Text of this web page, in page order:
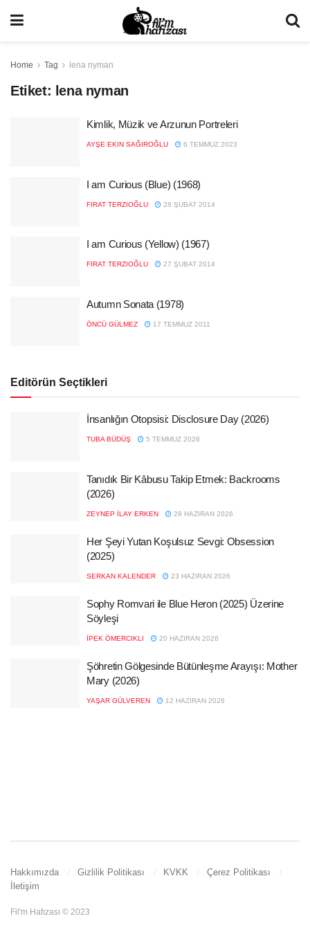
Home Tag lena nyman
Etiket: lena nyman
Kimlik, Müzik ve Arzunun Portreleri
AYŞE EKIN SAĞIROĞLU 6 TEMMUZ 2023
I am Curious (Blue) (1968)
FIRAT TERZIOĞLU 28 ŞUBAT 2014
I am Curious (Yellow) (1967)
FIRAT TERZIOĞLU 27 ŞUBAT 2014
Autumn Sonata (1978)
ÖNCÜ GÜLMEZ 17 TEMMUZ 2011
Editörün Seçtikleri
İnsanlığın Otopsisi: Disclosure Day (2026)
TUBA BÜDÜŞ 5 TEMMUZ 2026
Tanıdık Bir Kâbusu Takip Etmek: Backrooms
(2026)
ZEYNEP İLAY ERKEN 29 HAZIRAN 2026
Her Şeyi Yutan Koşulsuz Sevgi: Obsession
(2025)
SERKAN KALENDER 23 HAZIRAN 2026
Sophy Romvari ile Blue Heron (2025) Üzerine
Söyleşi
İPEK ÖMERCIKLI 20 HAZIRAN 2026
Şöhretin Gölgesinde Bütünleşme Arayışı: Mother
Mary (2026)
YAŞAR GÜLVEREN 12 HAZIRAN 2026
Hakkımızda Gizlilik Politikası KVKK
Çerez Politikası
İletişim
Fil'm Hafızası © 2023